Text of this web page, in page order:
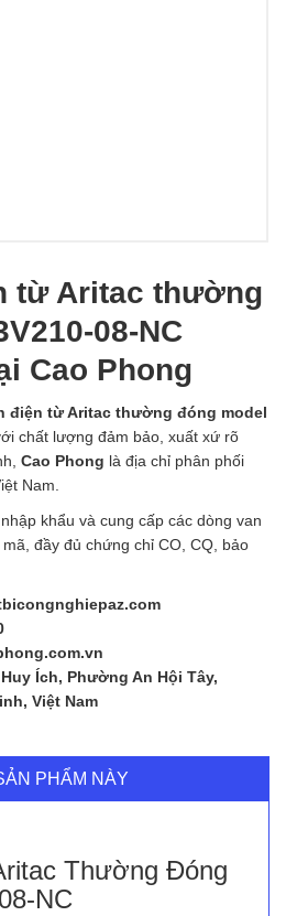
từ Aritac thường
08-NC
Cao Phong
điện từ Aritac thường đóng model
chất lượng đảm bảo, xuất xứ rõ
Cao Phong là địa chỉ phân phối
Nam.
khẩu và cung cấp các dòng van
đầy đủ chứng chỉ CO, CQ, bảo
Ích, Phường An Hội Tây,
Việt Nam
PHẨM NÀY
Thường Đóng
NC